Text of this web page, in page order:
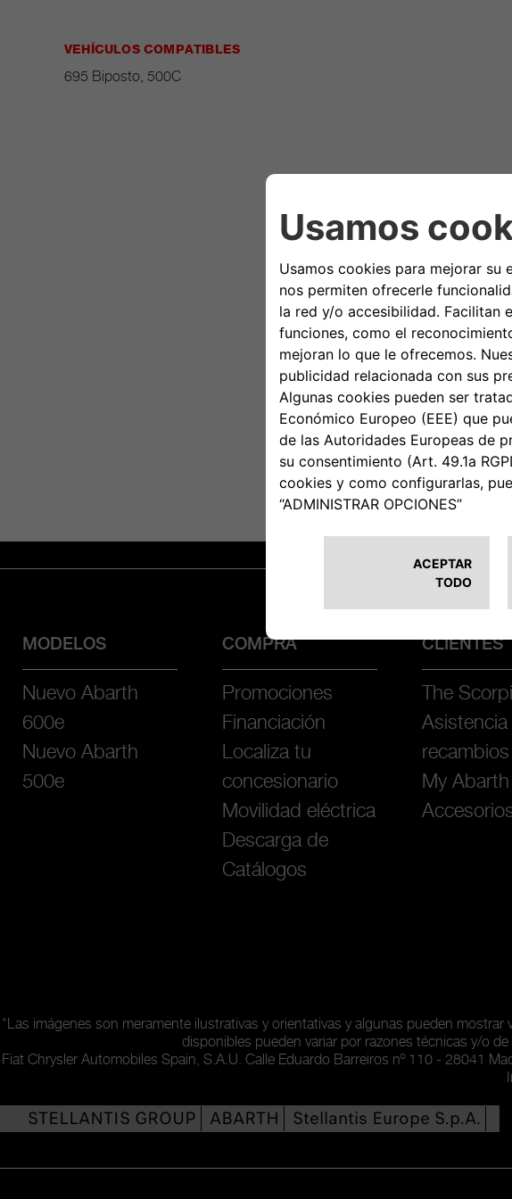
VEHÍCULOS COMPATIBLES
695 Biposto, 500C
MODELOS
Nuevo Abarth
600e
Nuevo Abarth
500e
COMPRA
Promociones
Financiación
Localiza tu
concesionario
Movilidad eléctrica
Descarga de
Catálogos
CLIENTES
The
Asistencia
recambios
My Abarth
*Las imágenes son meramente ilustrativas y orientativas y algunas pueden
disponibles pueden variar por razones técnicas y/o
Fiat Chrysler Automobiles Spain, S.A.U. Calle Eduardo Barreiros nº 110 - 28041
STELLANTIS GROUP ABARTH
Stellantis Europe S.p.A.